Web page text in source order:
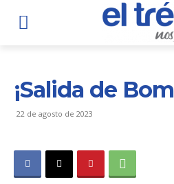
¡Salida de
22 de agosto de 2023